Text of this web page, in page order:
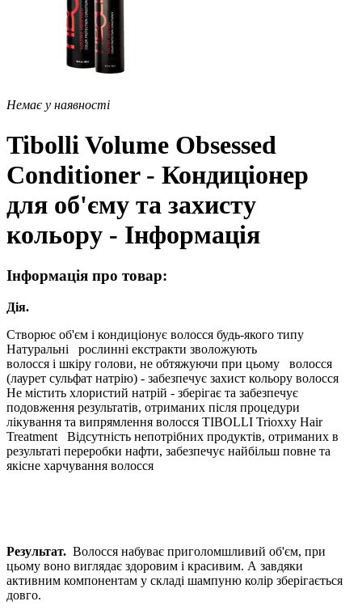
Немає у наявності
Tibolli Volume Obsessed
Conditioner - Кондиціонер
для об'єму та захисту
кольору - Інформація
Інформація про товар:
Дія.
Створює об'єм і кондиціонує волосся будь-якого типу
Натуральні рослинні екстракти зволожують
волосся і шкіру голови, не обтяжуючи при цьому волосся
(лаурет сульфат натрію) - забезпечує захист кольору волосся
Не містить хлористий натрій - зберігає та забезпечує
подовження результатів, отриманих після процедури
лікування та випрямлення волосся TIBOLLI Trioxxy Hair
Treatment Відсутність непотрібних продуктів, отриманих в
результаті переробки нафти, забезпечує найбільш повне та
якісне харчування волосся
Результат. Волосся набуває приголомшливий об'єм, при
цьому воно виглядає здоровим і красивим. А завдяки
активним компонентам у складі шампуню колір зберігається
довго.